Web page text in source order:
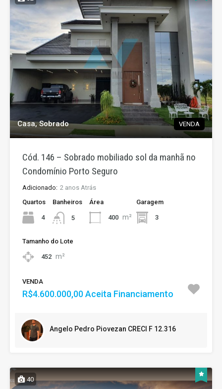
Casa, Sobrado VENDA
Cód. 146 – Sobrado mobiliado sol da manhã no
Condomínio Porto Seguro
Adicionado: 2 anos Atrás
Quartos
4
Banheiros
5
Área
400 m²
Garagem
3
Tamanho do Lote
452 m²
VENDA
R$4.600.000,00 Aceita Financiamento
Angelo Pedro Piovezan CRECI F 12.316
40